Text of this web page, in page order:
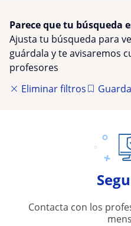
Parece que tu búsqueda
Ajusta tu búsqueda para
guárdala y te avisaremos
profesores
Eliminar filtros
Contacta con los